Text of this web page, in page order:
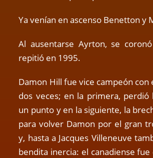
Ya venían en ascenso Benetton y
Al ausentarse Ayrton, se
repitió en 1995.
Damon Hill fue vice campeón con
dos veces; en la primera, perdió
un punto y en la siguiente, la
para volver Damon por el gran
y, hasta a Jacques Villeneuve
bendita inercia: el canadiense